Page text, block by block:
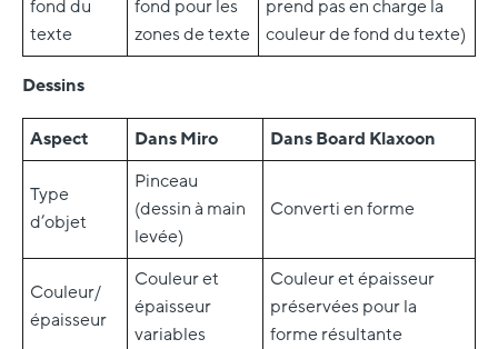
fond du
texte
fond pour les
zones de texte
prend pas en charge la
couleur de fond du texte)
Dessins
Aspect Dans Miro Dans Board Klaxoon
Type
d’objet
Pinceau
(dessin à main
levée)
Converti en forme
Couleur/
épaisseur
Couleur et
épaisseur
variables
Couleur et épaisseur
préservées pour la
forme résultante